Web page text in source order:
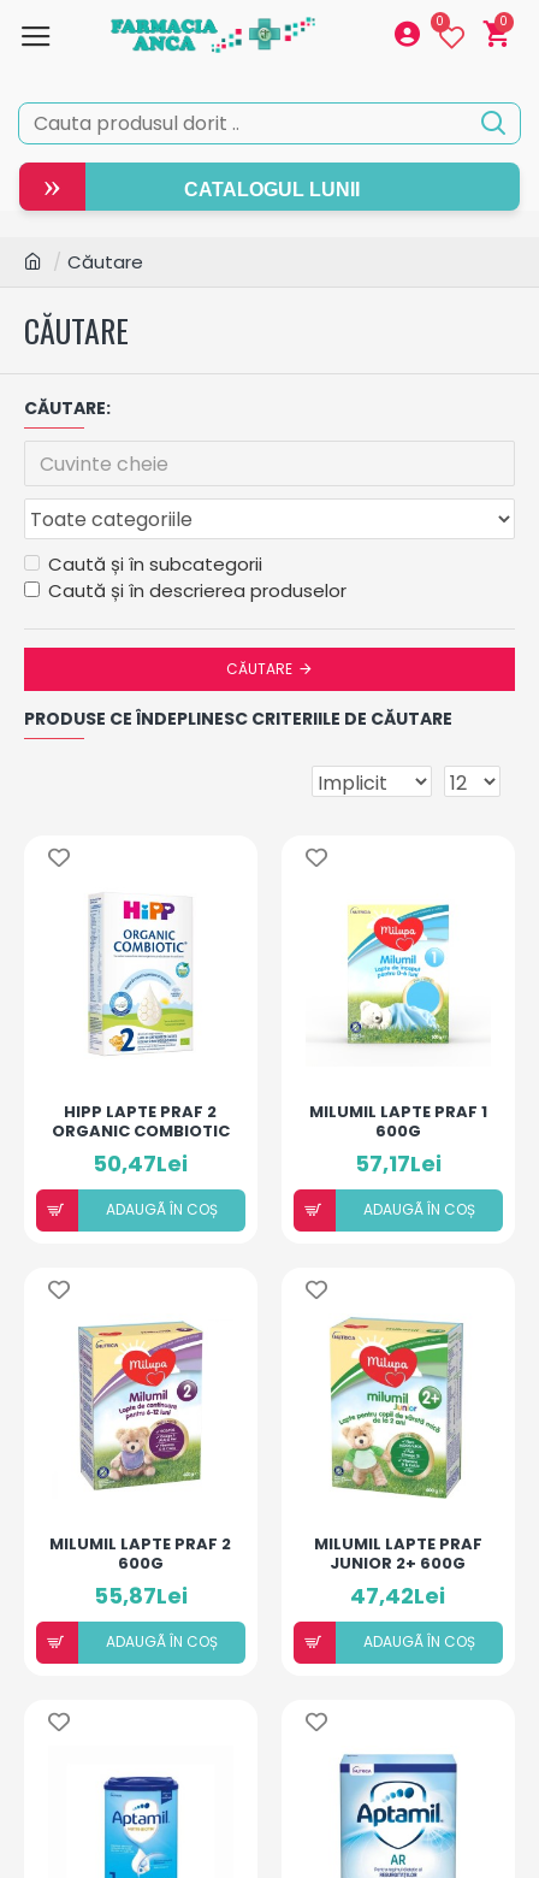
0 0
» CATALOGUL LUNII
Căutare
CĂUTARE
CĂUTARE:
Caută și în subcategorii
Caută și în descrierea produselor
CĂUTARE
PRODUSE CE ÎNDEPLINESC CRITERIILE DE CĂUTARE
HIPP LAPTE PRAF 2
ORGANIC COMBIOTIC
300G
50,47Lei
ADAUGÃ ÎN COȘ
MILUMIL LAPTE PRAF 1
600G
57,17Lei
ADAUGÃ ÎN COȘ
MILUMIL LAPTE PRAF 2
600G
55,87Lei
ADAUGÃ ÎN COȘ
MILUMIL LAPTE PRAF
JUNIOR 2+ 600G
47,42Lei
ADAUGÃ ÎN COȘ